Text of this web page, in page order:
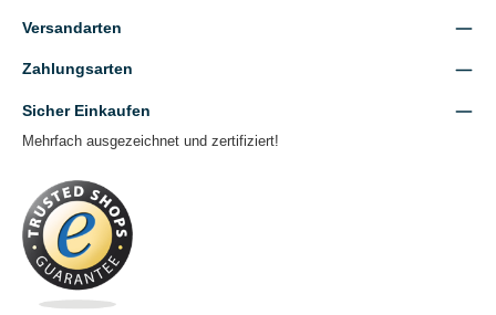
Versandarten
Zahlungsarten
Sicher Einkaufen
Mehrfach ausgezeichnet und zertifiziert!